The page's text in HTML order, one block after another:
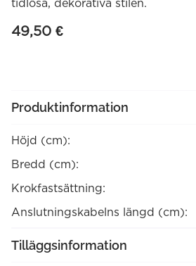
tidlösa, dekorativa stilen.
49,50 €
Produktinformation
Höjd (cm):
Bredd (cm):
Krokfastsättning:
Anslutningskabelns längd (cm):
Tilläggsinformation